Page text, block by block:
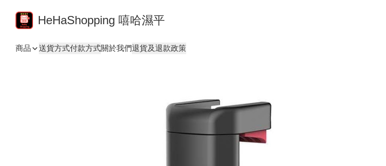
HeHaShopping 嘻哈濕平
商品 送貨方式付款方式關於我們退貨及退款政策